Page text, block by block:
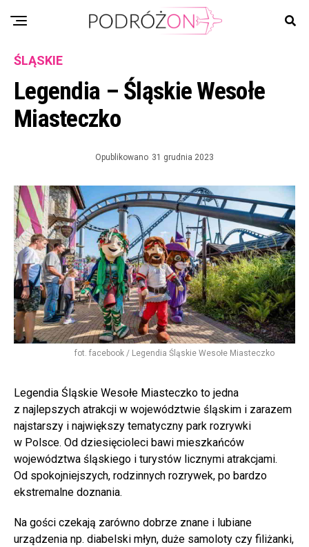
ŚLĄSKIE
Legendia – Śląskie Wesołe
Miasteczko
Opublikowano 31 grudnia 2023
fot. facebook / Legendia Śląskie Wesołe Miasteczko
Legendia Śląskie Wesołe Miasteczko to jedna
z najlepszych atrakcji w województwie śląskim i zarazem
najstarszy i największy tematyczny park rozrywki
w Polsce. Od dziesięcioleci bawi mieszkańców
województwa śląskiego i turystów licznymi atrakcjami.
Od spokojniejszych, rodzinnych rozrywek, po bardzo
ekstremalne doznania.
Na gości czekają zarówno dobrze znane i lubiane
urządzenia np. diabelski młyn, duże samoloty czy filiżanki,